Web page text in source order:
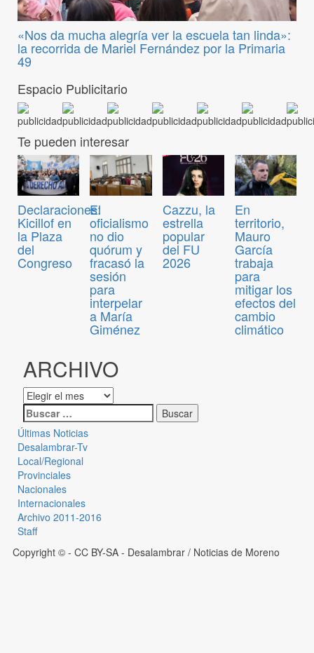
«Nos da mucha alegría ver la escuela tan linda»:
la recorrida de Mariel Fernández por la Primaria
49
Espacio Publicitario
Te pueden interesar
Declaraciones:
Kicillof en
la Plaza
del
Congreso
El
oficialismo
no dio
quórum y
fracasó la
sesión
para
interpelar
a María
Giménez
Cazzu, la
estrella
popular
del FU
2026
En
territorio,
Mauro
García
trabaja
para
mitigar los
efectos del
cambio
climático
ARCHIVO
Últimas Noticias
Desalambrar-Tv
Local/Regional
Provinciales
Nacionales
Internacionales
Archivo 2011-2016
Staff
Copyright © - CC BY-SA - Desalambrar / Noticias de Moreno